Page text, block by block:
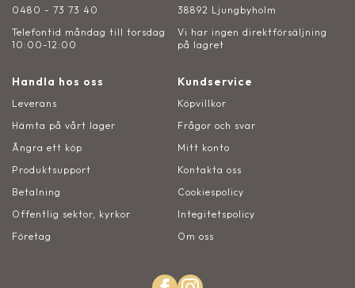
0480 - 73 73 40
Telefontid måndag till torsdag
10:00-12:00
38892 Ljungbyholm
Vi har ingen direktförsäljning
på lagret
Handla hos oss
Leverans
Hämta på vårt lager
Ångra ett köp
Produktsupport
Betalning
Offentlig sektor, kyrkor
Företag
Kundservice
Köpvillkor
Frågor och svar
Mitt konto
Kontakta oss
Cookiespolicy
Integitetspolicy
Om oss